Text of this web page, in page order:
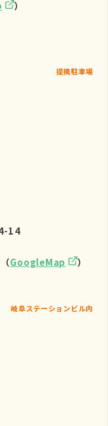
）
提携駐車場
14
GoogleMap
）
岐阜ステーションビル内